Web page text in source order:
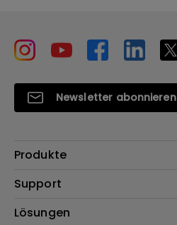
Newsletter abonnieren
Produkte
Beamer
Lampen
Support
Kontakt
Lösungen